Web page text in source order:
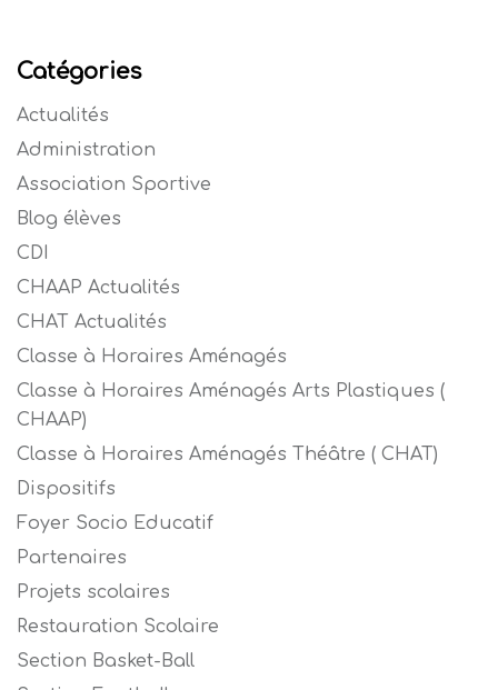
Catégories
Actualités
Administration
Association Sportive
Blog élèves
CDI
CHAAP Actualités
CHAT Actualités
Classe à Horaires Aménagés
Classe à Horaires Aménagés Arts Plastiques (
CHAAP)
Classe à Horaires Aménagés Théâtre ( CHAT)
Dispositifs
Foyer Socio Educatif
Partenaires
Projets scolaires
Restauration Scolaire
Section Basket-Ball